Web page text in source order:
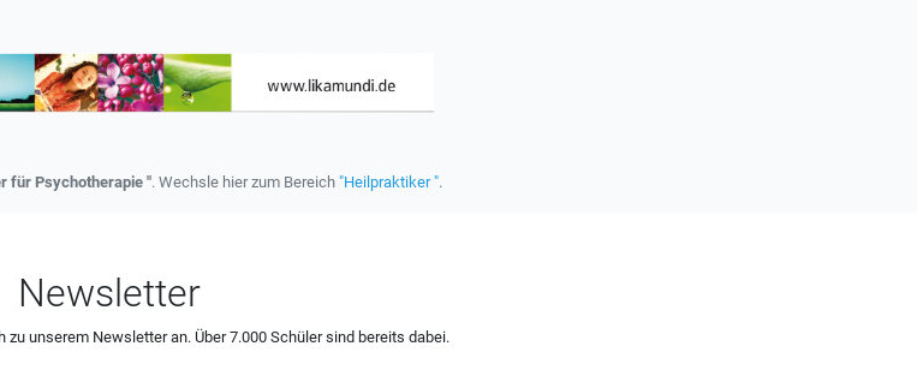
für Psychotherapie ". Wechsle hier zum Bereich "Heilpraktiker ".
Newsletter
zu unserem Newsletter an. Über 7.000 Schüler sind bereits dabei.